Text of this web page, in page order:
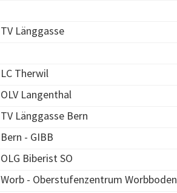
TV Länggasse
LC Therwil
OLV Langenthal
TV Länggasse Bern
Bern - GIBB
OLG Biberist SO
Worb - Oberstufenzentrum Worbboden